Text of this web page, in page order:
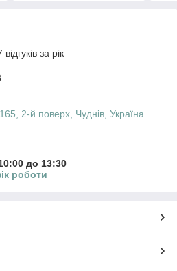
за рік
2-й поверх, Чуднів, Україна
до 13:30
роботи